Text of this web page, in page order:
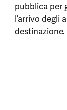
pubblica per
l’arrivo degli
destinazione.